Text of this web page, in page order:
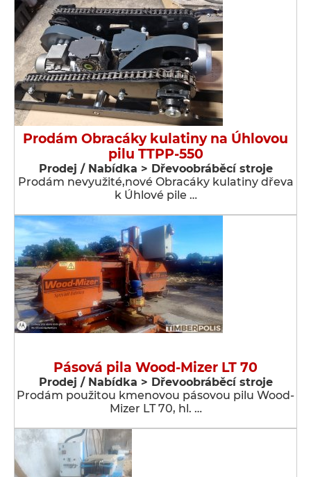
Prodám Obracáky kulatiny na Úhlovou
pilu TTPP-550
Prodej / Nabídka > Dřevoobráběcí stroje
Prodám nevyužité,nové Obracáky kulatiny dřeva
k Úhlové pile …
Pásová pila Wood-Mizer LT 70
Prodej / Nabídka > Dřevoobráběcí stroje
Prodám použitou kmenovou pásovou pilu Wood-
Mizer LT 70, hl. …